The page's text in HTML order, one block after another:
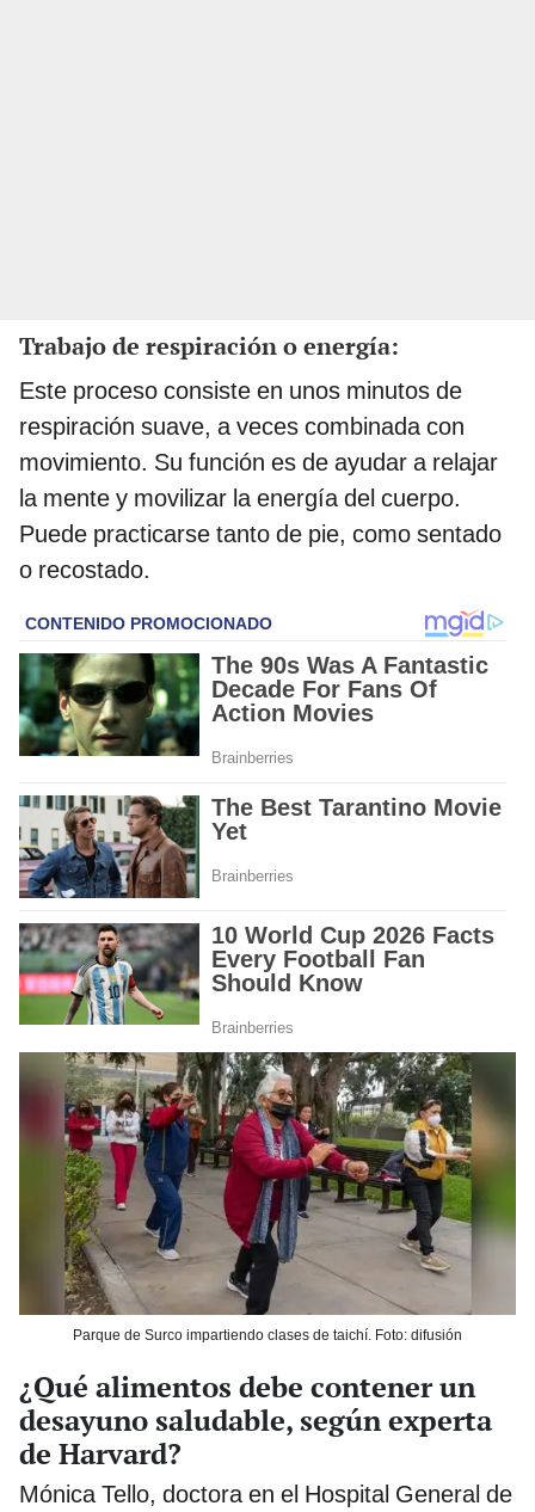
Trabajo de respiración o energía:
Este proceso consiste en unos minutos de
respiración suave, a veces combinada con
movimiento. Su función es de ayudar a relajar
la mente y movilizar la energía del cuerpo.
Puede practicarse tanto de pie, como sentado
o recostado.
Parque de Surco impartiendo clases de taichí. Foto: difusión
¿Qué alimentos debe contener un
desayuno saludable, según experta
de Harvard?
Mónica Tello, doctora en el Hospital General de